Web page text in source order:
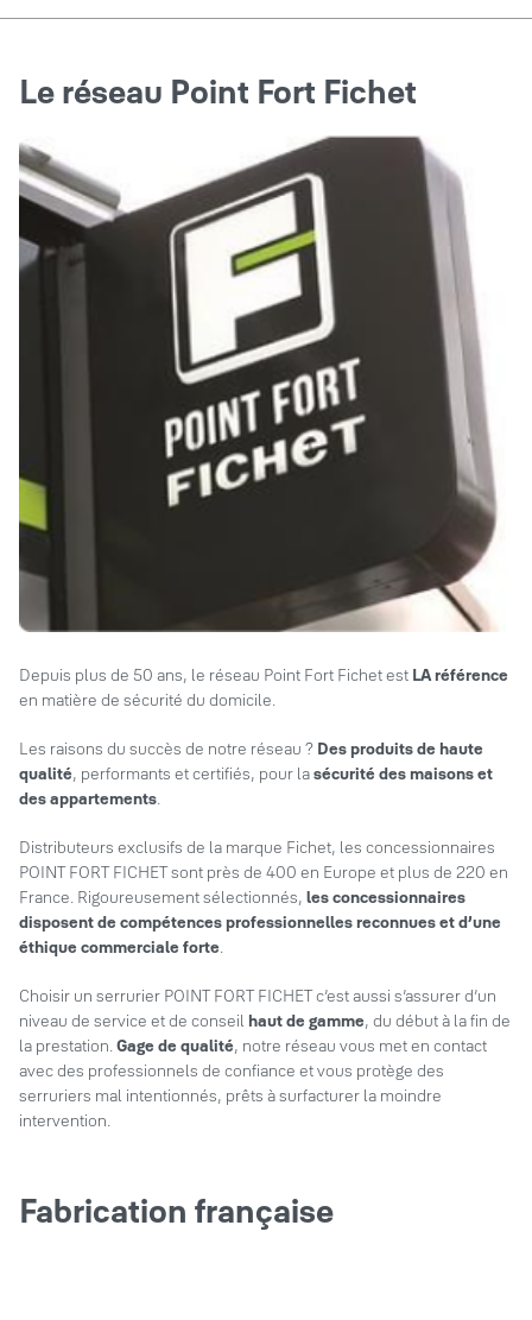
Le réseau Point Fort Fichet
Depuis plus de 50 ans, le réseau Point Fort Fichet est LA référence
en matière de sécurité du domicile.
Les raisons du succès de notre réseau ? Des produits de haute
qualité, performants et certifiés, pour lasécurité des maisons et
des appartements
Distributeurs exclusifs de la marque Fichet, les concessionnaires
POINT FORT FICHET sont près de 400 en Europe et plus de 220 en
France. Rigoureusement sélectionnés, les concessionnaires
disposent de compétences professionnelles reconnues et d’une
éthique commerciale forte
Choisir un serrurier POINT FORT FICHET c’est aussi s’assurer d’un
niveau de service et de conseil haut de gamme, du début à la fin de
la prestation. Gage de qualité, notre réseau vous met en contact
avec des professionnels de confiance et vous protège des
serruriers mal intentionnés, prêts à surfacturer la moindre
intervention.
Fabrication française